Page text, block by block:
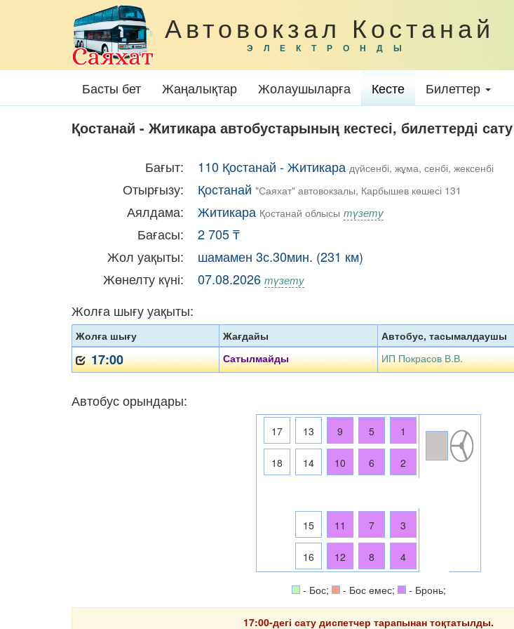
Автовокзал Костанай
ЭЛЕКТРОНДЫ
Басты бет Жаңалықтар Жолаушыларға Кесте Билеттер
Қостанай - Житикара автобустарының кестесі, билеттерді сату
Бағыт: 110 Қостанай - Житикара дүйсенбі, жұма, сенбі, жексенбі
Отырғызу: Қостанай "Саяхат" автовокзалы, Карбышев көшесі 131
Аялдама: Житикара Қостанай облысы түзету
Бағасы:
2 705 ₸
Жол уақыты:
шамамен 3с.30мин. (231 км)
Жөнелту күні:
07.08.2026 түзету
Жолға шығу уақыты:
Жолға шығу Жағдайы Автобус, тасымалдаушы
17:00 Сатылмайды ИП Покрасов В.В.
Автобус орындары:
17 13 9 5 1
18 14 10 6 2
15 11 7 3
16 12 8 4
- Бос; - Бос емес; - Бронь;
17:00-дегі сату диспетчер тарапынан тоқтатылды.